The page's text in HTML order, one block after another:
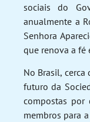
sociais do
anualmente a
Senhora
que renova a fé
No Brasil,
futuro da
compostas por
membros para